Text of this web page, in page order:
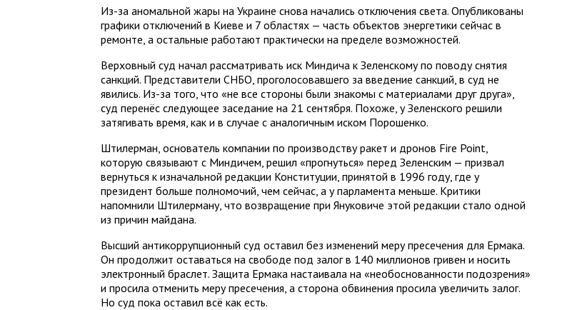
Из-за аномальной жары на Украине снова начались отключения света. Опубликованы
графики отключений в Киеве и 7 областях — часть объектов энергетики сейчас в
ремонте, а остальные работают практически на пределе возможностей.
Верховный суд начал рассматривать иск Миндича к Зеленскому по поводу снятия
санкций. Представители СНБО, проголосовавшего за введение санкций, в суд не
явились. Из-за того, что «не все стороны были знакомы с материалами друг друга»,
суд перенёс следующее заседание на 21 сентября. Похоже, у Зеленского решили
затягивать время, как и в случае с аналогичным иском Порошенко.
Штилерман, основатель компании по производству ракет и дронов Fire Point,
которую связывают с Миндичем, решил «прогнуться» перед Зеленским — призвал
вернуться к изначальной редакции Конституции, принятой в 1996 году, где у
президент больше полномочий, чем сейчас, а у парламента меньше. Критики
напомнили Штилерману, что возвращение при Януковиче этой редакции стало одной
из причин майдана.
Высший антикоррупционный суд оставил без изменений меру пресечения для Ермака.
Он продолжит оставаться на свободе под залог в 140 миллионов гривен и носить
электронный браслет. Защита Ермака настаивала на «необоснованности подозрения»
и просила отменить меру пресечения, а сторона обвинения просила увеличить залог.
Но суд пока оставил всё как есть.